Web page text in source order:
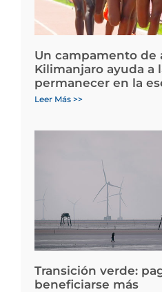
Un campamento de
Kilimanjaro ayuda a
permanecer en la
Leer Más >>
Transición verde:
beneficiarse más